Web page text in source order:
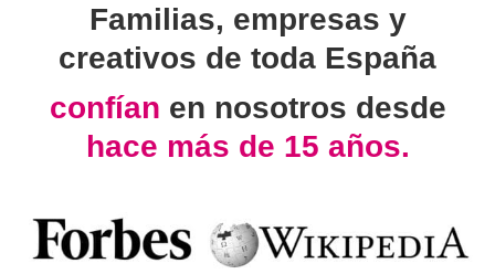
Familias, empresas y
creativos de toda España
confían en nosotros desde
hace más de 15 años.